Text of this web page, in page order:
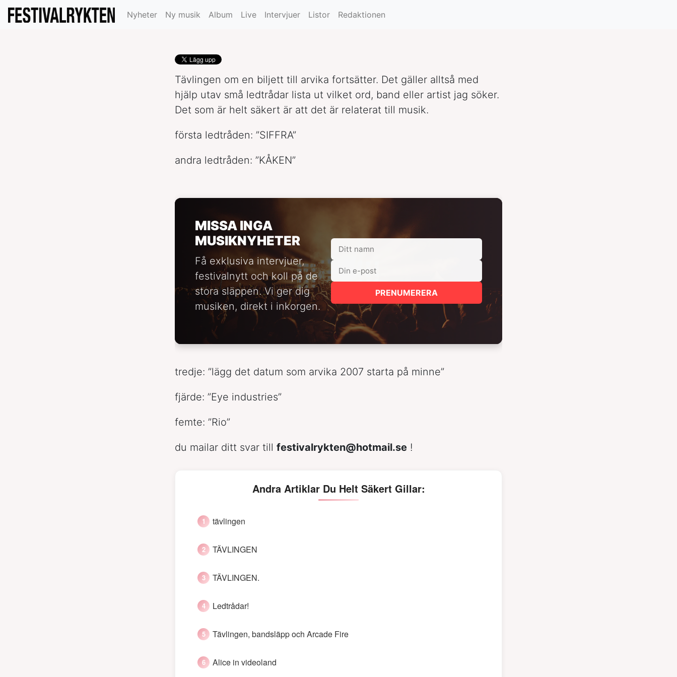
Nyheter Ny musik Album Live Intervjuer Listor Redaktionen
Tävlingen om en biljett till arvika fortsätter. Det gäller alltså med
hjälp utav små ledtrådar lista ut vilket ord, band eller artist jag söker.
Det som är helt säkert är att det är relaterat till musik.
första ledtråden: ”SIFFRA”
andra ledtråden: ”KÅKEN”
MISSA INGA
MUSIKNYHETER
Få exklusiva intervjuer,
festivalnytt och koll på de
stora släppen. Vi ger dig
musiken, direkt i inkorgen.
PRENUMERERA
tredje: ”lägg det datum som arvika 2007 starta på minne”
fjärde: ”Eye industries”
femte: ”Rio”
du mailar ditt svar till festivalrykten@hotmail.se !
Andra Artiklar Du Helt Säkert Gillar:
tävlingen
TÄVLINGEN
TÄVLINGEN.
Ledtrådar!
Tävlingen, bandsläpp och Arcade Fire
Alice in videoland